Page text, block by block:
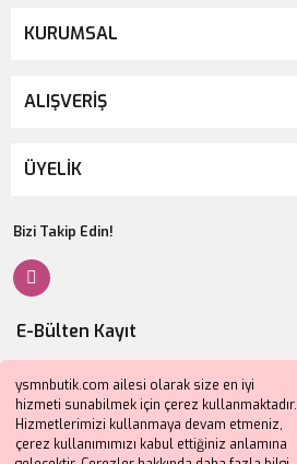
ysmnbutik.com ailesi olarak size en iyi
hizmeti sunabilmek için çerez kullanmaktadır.
Hizmetlerimizi kullanmaya devam etmeniz,
çerez kullanımımızı kabul ettiğiniz anlamına
KURUMSAL
ALIŞVERİŞ
ÜYELİK
Bizi Takip Edin!
E-Bülten Kayıt